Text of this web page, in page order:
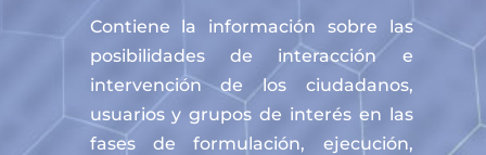
Contiene la información sobre las
posibilidades de interacción e
intervención de los ciudadanos,
usuarios y grupos de interés en las
fases de formulación, ejecución,